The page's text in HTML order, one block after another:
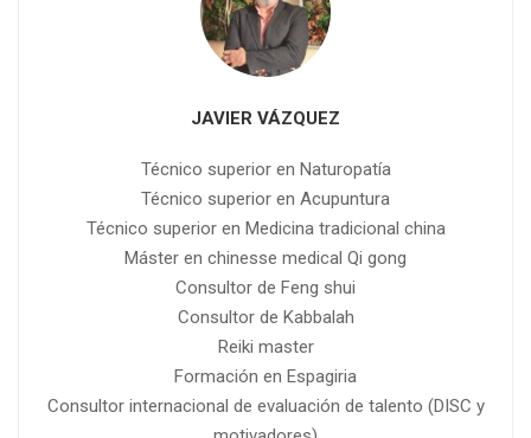
JAVIER VÁZQUEZ
Técnico superior en Naturopatía
Técnico superior en Acupuntura
Técnico superior en Medicina tradicional china
Máster en chinesse medical Qi gong
Consultor de Feng shui
Consultor de Kabbalah
Reiki master
Formación en Espagiria
Consultor internacional de evaluación de talento (DISC y